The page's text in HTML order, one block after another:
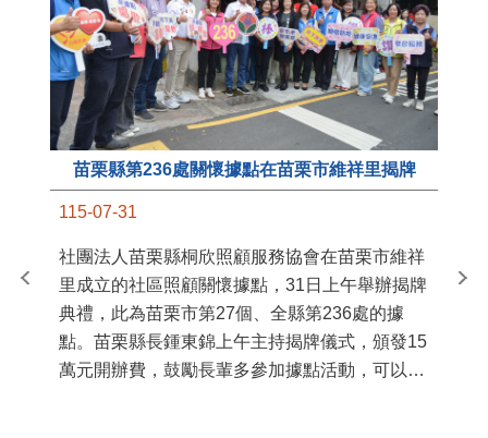
苗栗縣第236處關懷據點在苗栗市維祥里揭牌
115-07-31
社團法人苗栗縣桐欣照顧服務協會在苗栗市維祥
里成立的社區照顧關懷據點，31日上午舉辦揭牌
典禮，此為苗栗市第27個、全縣第236處的據
點。苗栗縣長鍾東錦上午主持揭牌儀式，頒發15
萬元開辦費，鼓勵長輩多參加據點活動，可以更
苗